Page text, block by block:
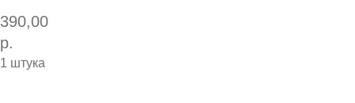
390,00
р.
1 штука